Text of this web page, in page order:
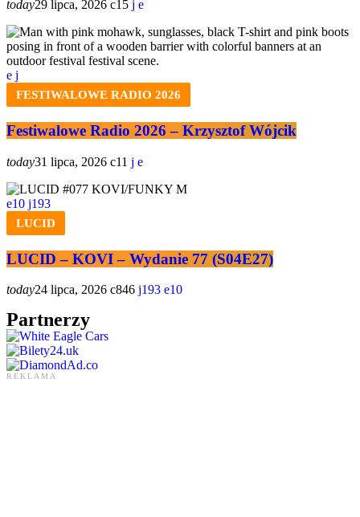
today29 lipca, 2026 15
FESTIWALOWE RADIO 2026
Festiwalowe Radio 2026 – Krzysztof Wójcik
today31 lipca, 2026 11
10 193
LUCID
LUCID – KOVI – Wydanie 77 (S04E27)
today24 lipca, 2026 846 193 10
Partnerzy